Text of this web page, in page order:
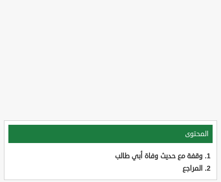
المحتوى
وقفة مع حديث وفاة أبي طالب
المراجع